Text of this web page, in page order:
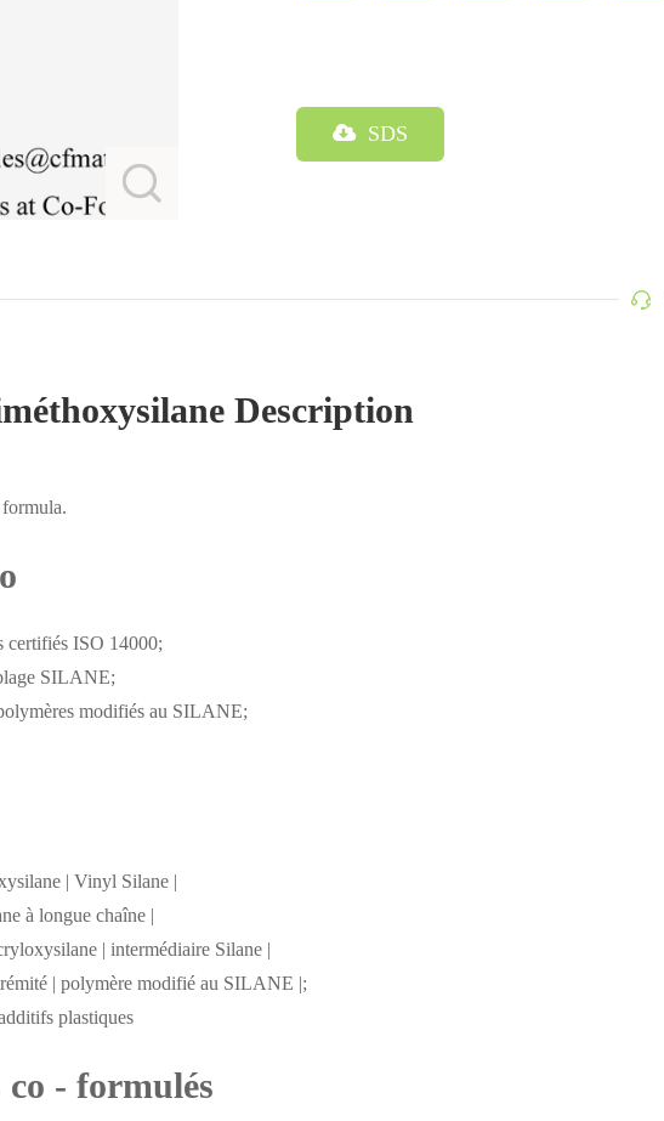
SDS
Description
certifiés ISO 14000;
SILANE;
modifiés au SILANE;
| Vinyl Silane |
à longue chaîne |
| intermédiaire Silane |
| polymère modifié au SILANE |;
plastiques
- formulés